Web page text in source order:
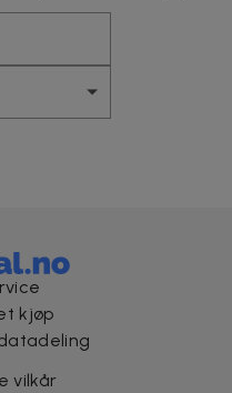
kjøp
vilkår